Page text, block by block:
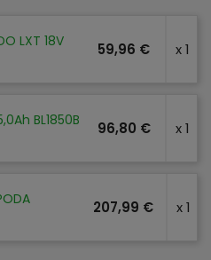
LXT 18V
59,96 € x 1
BL1850B
96,80 € x 1
207,99 € x 1